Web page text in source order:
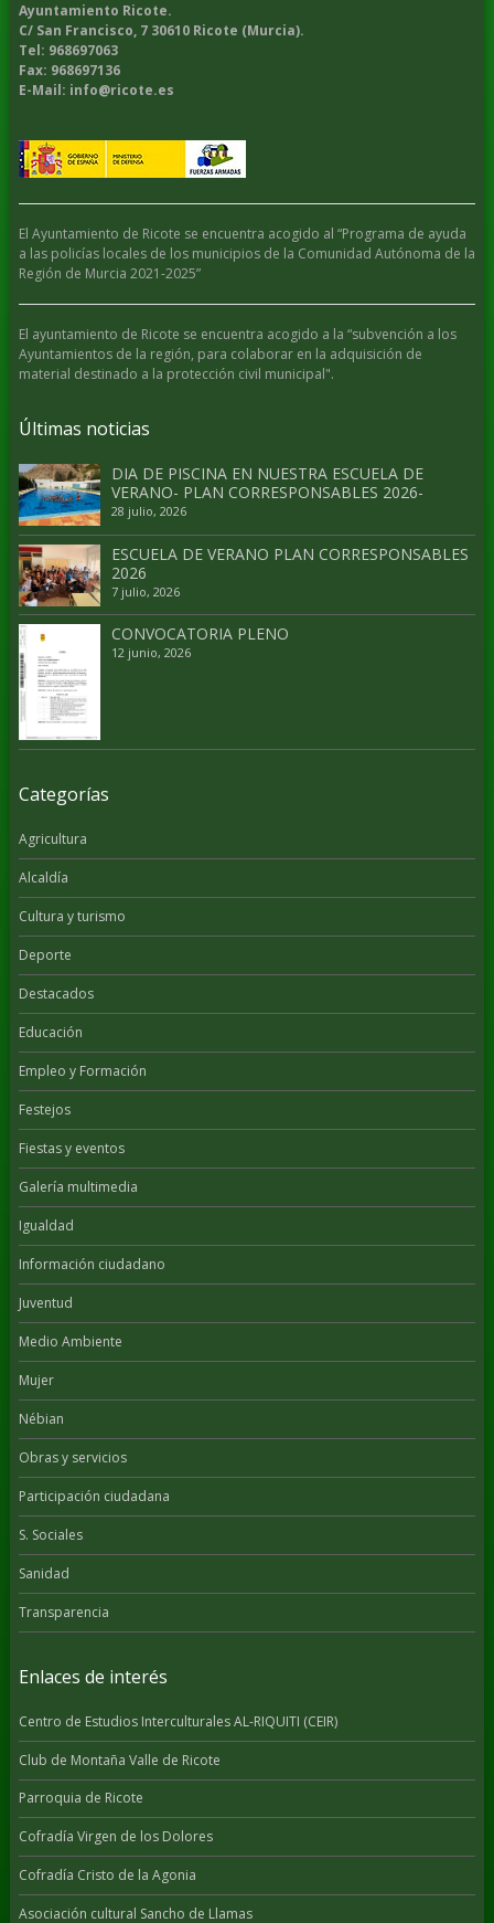
Ayuntamiento Ricote.
C/ San Francisco, 7 30610 Ricote (Murcia).
Tel: 968697063
Fax: 968697136
E-Mail: info@ricote.es
El Ayuntamiento de Ricote se encuentra acogido al “Programa de ayuda
a las policías locales de los municipios de la Comunidad Autónoma de la
Región de Murcia 2021-2025”
El ayuntamiento de Ricote se encuentra acogido a la “subvención a los
Ayuntamientos de la región, para colaborar en la adquisición de
material destinado a la protección civil municipal".
Últimas noticias
DIA DE PISCINA EN NUESTRA ESCUELA DE
VERANO- PLAN CORRESPONSABLES 2026-
28 julio, 2026
ESCUELA DE VERANO PLAN CORRESPONSABLES
2026
7 julio, 2026
CONVOCATORIA PLENO
12 junio, 2026
Categorías
Agricultura
Alcaldía
Cultura y turismo
Deporte
Destacados
Educación
Empleo y Formación
Festejos
Fiestas y eventos
Galería multimedia
Igualdad
Información ciudadano
Juventud
Medio Ambiente
Mujer
Nébian
Obras y servicios
Participación ciudadana
S. Sociales
Sanidad
Transparencia
Enlaces de interés
Centro de Estudios Interculturales AL-RIQUITI (CEIR)
Club de Montaña Valle de Ricote
Parroquia de Ricote
Cofradía Virgen de los Dolores
Cofradía Cristo de la Agonia
Asociación cultural Sancho de Llamas